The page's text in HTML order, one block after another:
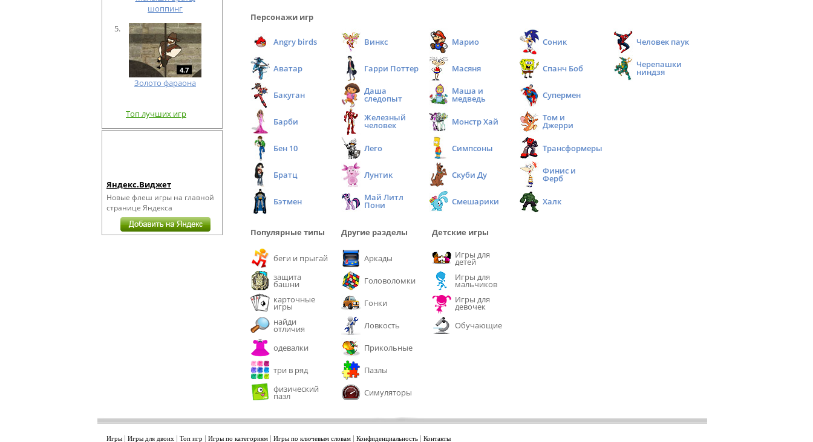
шоппинг
4.7
Золото фараона
Топ лучших игр
Яндекс.Виджет
Новые флеш игры на главной
странице Яндекса
Персонажи игр
Angry birds
Аватар
Бакуган
Барби
Бен 10
Братц
Бэтмен
Винкс
Гарри Поттер
Даша
следопыт
Железный
человек
Лего
Лунтик
Май Литл
Пони
Марио
Масяня
Маша и
медведь
Монстр Хай
Симпсоны
Скуби Ду
Смешарики
Соник
Спанч Боб
Супермен
Том и
Джерри
Трансформеры
Финис и
Ферб
Халк
Человек паук
Черепашки
ниндзя
Популярные типы
беги и прыгай
защита
башни
карточные
игры
найди
отличия
одевалки
три в ряд
физический
пазл
Другие разделы
Аркады
Головоломки
Гонки
Ловкость
Прикольные
Пазлы
Симуляторы
Детские игры
Игры для
детей
Игры для
мальчиков
Игры для
девочек
Обучающие
Игры| Игры для двоих| Топ игр | Игры по категориям| Игры по ключевым словам| Конфиденциальность| Контакты